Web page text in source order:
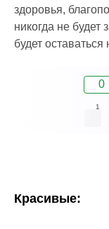
здоровья,
никогда не
будет
0
1
Красивые: